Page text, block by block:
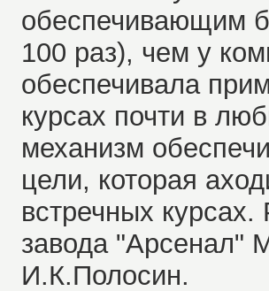
обеспечивающим
100 раз), чем у
обеспечивала
курсах почти в
механизм
цели, которая
встречных
завода "Арсенал"
И.К.Полосин.